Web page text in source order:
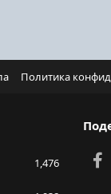
Политика
1,476